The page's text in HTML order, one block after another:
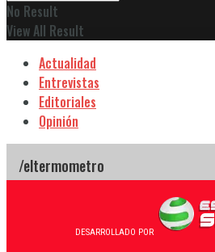
No Result
View All Result
Actualidad
Entrevistas
Editoriales
Opinión
DESARROLLADO POR